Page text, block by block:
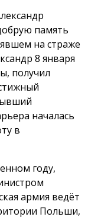
память
на страже
8 января
получил
началась
в
году,
армия ведёт
Польши,